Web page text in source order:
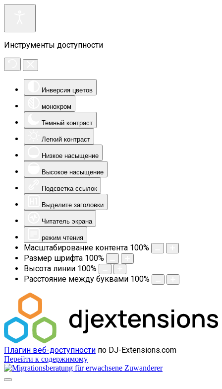
Инструменты доступности
Инверсия цветов
монохром
Темный контраст
Легкий контраст
Низкое насыщение
Высокое насыщение
Подсветка ссылок
Выделите заголовки
Читатель экрана
режим чтения
Масштабирование контента 100%
Размер шрифта 100%
Высота линии 100%
Расстояние между буквами 100%
Плагин веб-доступности по DJ-Extensions.com
Перейти к содержимому